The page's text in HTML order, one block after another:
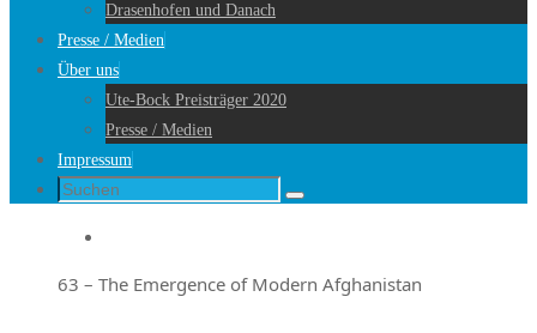
Drasenhofen und Danach
Presse / Medien
Über uns
Ute-Bock Preisträger 2020
Presse / Medien
Impressum
Suche
Suchen
Startseite
63 – The Emergence of Modern Afghanistan